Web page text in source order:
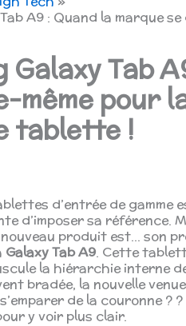
A9 : Quand la marque
Galaxy Tab
même pour
tablette !
d’entrée de
d’imposer sa référence.
produit est… son
Galaxy Tab A9. Cette
la hiérarchie interne
bradée, la nouvelle
de la couronne ?
y voir plus clair.